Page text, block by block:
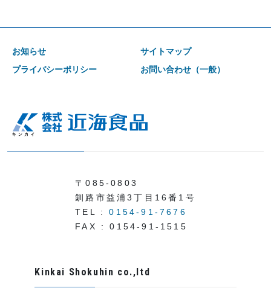
お知らせ
サイトマップ
プライバシーポリシー
お問い合わせ（一般）
〒085-0803
釧路市益浦3丁目16番1号
TEL :0154-91-7676
FAX : 0154-91-1515
Kinkai Shokuhin co.,ltd